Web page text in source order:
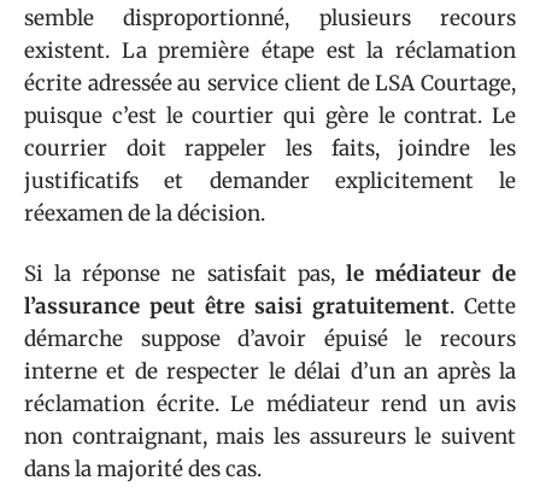
semble disproportionné, plusieurs recours
existent. La première étape est la réclamation
écrite adressée au service client de LSA Courtage,
puisque c’est le courtier qui gère le contrat. Le
courrier doit rappeler les faits, joindre les
justificatifs et demander explicitement le
réexamen de la décision.
Si la réponse ne satisfait pas, le médiateur de
l’assurance peut être saisi gratuitement. Cette
démarche suppose d’avoir épuisé le recours
interne et de respecter le délai d’un an après la
réclamation écrite. Le médiateur rend un avis
non contraignant, mais les assureurs le suivent
dans la majorité des cas.